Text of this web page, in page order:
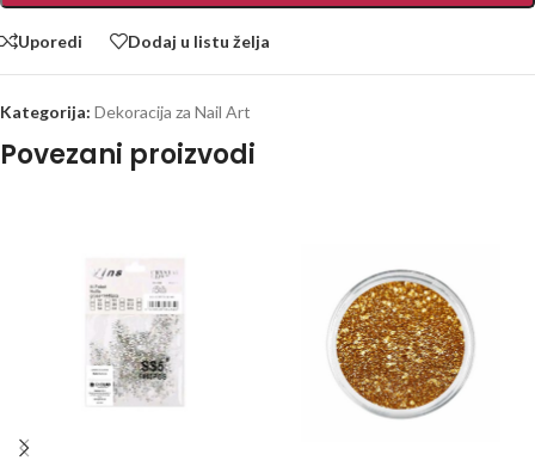
Uporedi Dodaj u listu želja
Kategorija: Dekoracija za Nail Art
Povezani proizvodi